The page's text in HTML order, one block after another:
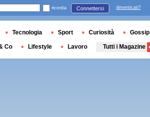
ricorda Connettersi dimenticati?
Tecnologia Sport Curiosità Gossip
Co Lifestyle Lavoro Tutti i Magazine